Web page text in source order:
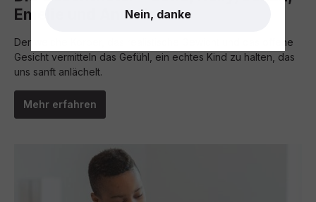
Emelie und Antonio
Der weiche Körper, das realistische Gewicht und das offene
Gesicht vermitteln das Gefühl, ein echtes Kind zu halten, das
uns sanft anlächelt.
Mehr erfahren
Nein, danke